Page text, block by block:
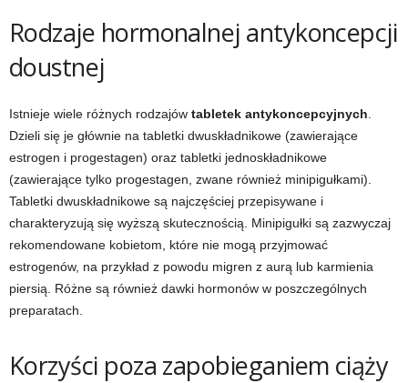
Rodzaje hormonalnej antykoncepcji
doustnej
Istnieje wiele różnych rodzajów tabletek antykoncepcyjnych
Dzieli się je głównie na tabletki dwuskładnikowe (zawierające
estrogen i progestagen) oraz tabletki jednoskładnikowe
(zawierające tylko progestagen, zwane również minipigułkami).
Tabletki dwuskładnikowe są najczęściej przepisywane i
charakteryzują się wyższą skutecznością. Minipigułki są zazwyczaj
rekomendowane kobietom, które nie mogą przyjmować
estrogenów, na przykład z powodu migren z aurą lub karmienia
piersią. Różne są również dawki hormonów w poszczególnych
preparatach.
Korzyści poza zapobieganiem ciąży